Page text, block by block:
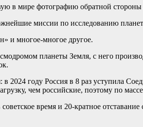
в мире фотографию обратной
миссии по исследованию
и многое-многое другое.
планеты Земля, с него
в 2024 году Россия в 8 раз уступила
чем российские, поэтому по
советское время и 20-кратное